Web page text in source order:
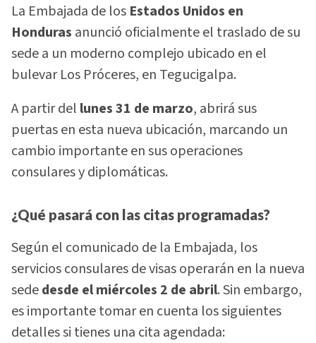
La Embajada de los Estados Unidos en
Honduras anunció oficialmente el traslado de su
sede a un moderno complejo ubicado en el
bulevar Los Próceres, en Tegucigalpa.
A partir del lunes 31 de marzo, abrirá sus
puertas en esta nueva ubicación, marcando un
cambio importante en sus operaciones
consulares y diplomáticas.
¿Qué pasará con las citas programadas?
Según el comunicado de la Embajada, los
servicios consulares de visas operarán en la nueva
sededesde el miércoles 2 de abril. Sin embargo,
es importante tomar en cuenta los siguientes
detalles si tienes una cita agendada: